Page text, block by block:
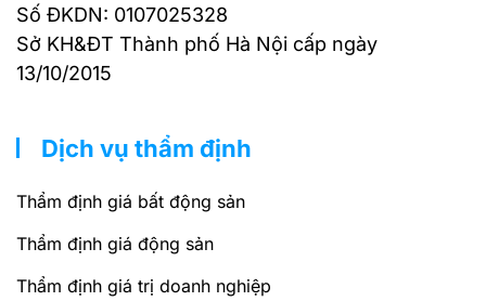
Số ĐKDN: 0107025328
Sở KH&ĐT Thành phố Hà Nội cấp ngày
13/10/2015
Dịch vụ thẩm định
Thẩm định giá bất động sản
Thẩm định giá động sản
Thẩm định giá trị doanh nghiệp